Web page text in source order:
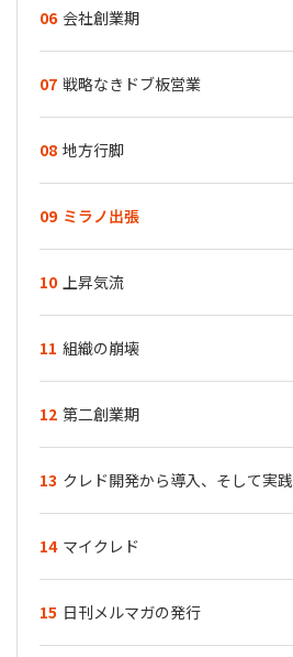
06 会社創業期
07 戦略なきドブ板営業
08 地方行脚
09 ミラノ出張
10 上昇気流
11 組織の崩壊
12 第二創業期
13 クレド開発から導入、そして実践
14 マイクレド
15 日刊メルマガの発行